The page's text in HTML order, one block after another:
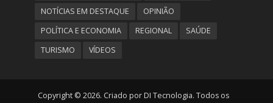
NOTÍCIAS EM DESTAQUE
OPINIÃO
POLÍTICA E ECONOMIA
REGIONAL
SAÚDE
TURISMO
VÍDEOS
Copyright © 2026. Criado por DI Tecnologia. Todos os